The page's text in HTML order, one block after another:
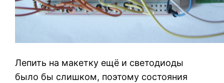
Лепить на макетку ещё и светодиоды
было бы слишком, поэтому состояния